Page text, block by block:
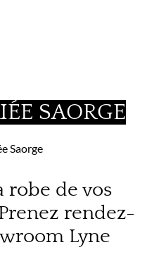
SAORGE
Saorge
robe de vos
rendez-
Lyne